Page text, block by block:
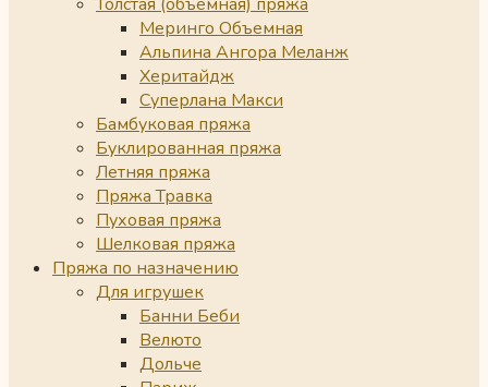
Меринго Объемная
Альпина Ангора Меланж
Херитайдж
Суперлана Макси
Бамбуковая пряжа
Буклированная пряжа
Летняя пряжа
Пряжа Травка
Пуховая пряжа
Шелковая пряжа
Пряжа по назначению
Для игрушек
Банни Беби
Велюто
Дольче